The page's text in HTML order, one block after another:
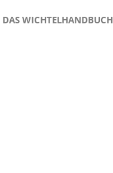
DAS WICHTELHANDBUCH